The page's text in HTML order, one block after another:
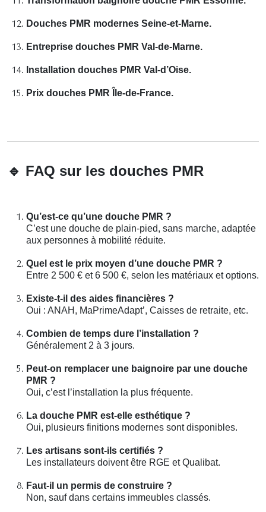
Douches PMR modernes Seine-et-Marne.
Entreprise douches PMR Val-de-Marne.
Installation douches PMR Val-d’Oise.
Prix douches PMR Île-de-France.
🔹 FAQ sur les douches PMR
Qu’est-ce qu’une douche PMR ?
C’est une douche de plain-pied, sans marche, adaptée
aux personnes à mobilité réduite.
Quel est le prix moyen d’une douche PMR ?
Entre 2 500 € et 6 500 €, selon les matériaux et options.
Existe-t-il des aides financières ?
Oui : ANAH, MaPrimeAdapt’, Caisses de retraite, etc.
Combien de temps dure l’installation ?
Généralement 2 à 3 jours.
Peut-on remplacer une baignoire par une douche
PMR ?
Oui, c’est l’installation la plus fréquente.
La douche PMR est-elle esthétique ?
Oui, plusieurs finitions modernes sont disponibles.
Les artisans sont-ils certifiés ?
Les installateurs doivent être RGE et Qualibat.
Faut-il un permis de construire ?
Non, sauf dans certains immeubles classés.